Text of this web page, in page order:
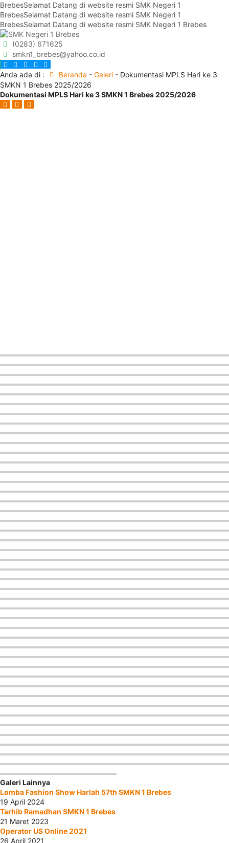
BrebesSelamat Datang di website resmi SMK Negeri 1
BrebesSelamat Datang di website resmi SMK Negeri 1
BrebesSelamat Datang di website resmi SMK Negeri 1 Brebes
(0283) 671625
smkn1_brebes@yahoo.co.id
Anda ada di : Beranda - Galeri- Dokumentasi MPLS Hari ke 3
SMKN 1 Brebes 2025/2026
Dokumentasi MPLS Hari ke 3 SMKN 1 Brebes 2025/2026
Galeri Lainnya
Lomba Fashion Show Harlah 57th SMKN 1 Brebes
19 April 2024
Tarhib Ramadhan SMKN 1 Brebes
21 Maret 2023
Operator US Online 2021
26 April 2021